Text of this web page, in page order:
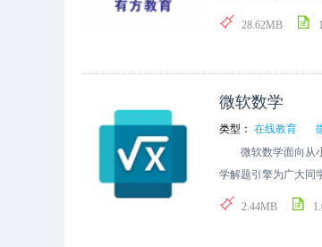
有的服务都变得更加
28.62MB
微软数学
类型： 在线教育
微软数学面向从小
学解题引擎为广大同
步骤解释和坐标图
2.44MB